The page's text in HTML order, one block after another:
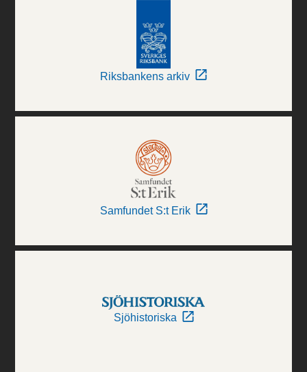
Riksbankens arkiv
Samfundet S:t Erik
Sjöhistoriska